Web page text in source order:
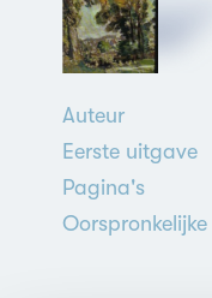
Auteur
Eerste uitgave
Pagina's
Oorspronkelijke